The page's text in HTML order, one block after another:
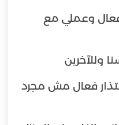
وعملي مع
وللآخرين
فعال مش مجرد